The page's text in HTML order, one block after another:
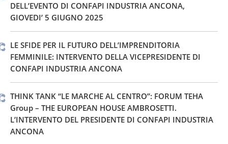
DELL’EVENTO DI CONFAPI INDUSTRIA ANCONA,
GIOVEDI’ 5 GIUGNO 2025
LE SFIDE PER IL FUTURO DELL’IMPRENDITORIA
FEMMINILE: INTERVENTO DELLA VICEPRESIDENTE DI
CONFAPI INDUSTRIA ANCONA
THINK TANK “LE MARCHE AL CENTRO”: FORUM TEHA
Group – THE EUROPEAN HOUSE AMBROSETTI.
L’INTERVENTO DEL PRESIDENTE DI CONFAPI INDUSTRIA
ANCONA